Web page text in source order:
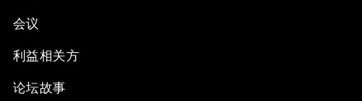
会议
利益相关方
论坛故事